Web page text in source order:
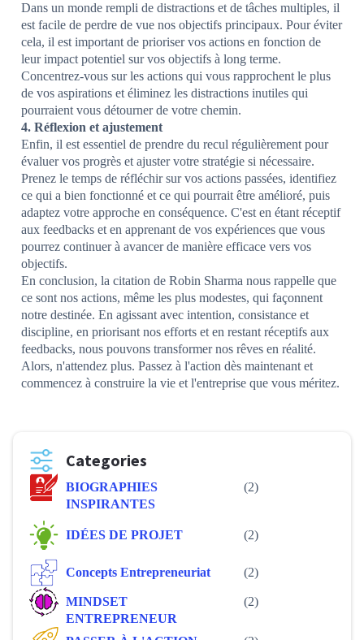
Dans un monde rempli de distractions et de tâches multiples, il
est facile de perdre de vue nos objectifs principaux. Pour éviter
cela, il est important de prioriser vos actions en fonction de
leur impact potentiel sur vos objectifs à long terme.
Concentrez-vous sur les actions qui vous rapprochent le plus
de vos aspirations et éliminez les distractions inutiles qui
pourraient vous détourner de votre chemin.
4. Réflexion et ajustement
Enfin, il est essentiel de prendre du recul régulièrement pour
évaluer vos progrès et ajuster votre stratégie si nécessaire.
Prenez le temps de réfléchir sur vos actions passées, identifiez
ce qui a bien fonctionné et ce qui pourrait être amélioré, puis
adaptez votre approche en conséquence. C'est en étant réceptif
aux feedbacks et en apprenant de vos expériences que vous
pourrez continuer à avancer de manière efficace vers vos
objectifs.
En conclusion, la citation de Robin Sharma nous rappelle que
ce sont nos actions, même les plus modestes, qui façonnent
notre destinée. En agissant avec intention, consistance et
discipline, en priorisant nos efforts et en restant réceptifs aux
feedbacks, nous pouvons transformer nos rêves en réalité.
Alors, n'attendez plus. Passez à l'action dès maintenant et
commencez à construire la vie et l'entreprise que vous méritez.
Categories
BIOGRAPHIES
INSPIRANTES
(2)
IDÉES DE PROJET (2)
Concepts Entrepreneuriat (2)
MINDSET
ENTREPRENEUR
(2)